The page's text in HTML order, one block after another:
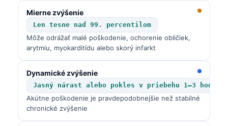
Mierne zvýšenie
Len tesne nad 99. percentilom
Môže odrážať malé poškodenie, ochorenie obličiek,
arytmiu, myokarditídu alebo skorý infarkt
Dynamické zvýšenie
Jasný nárast alebo pokles v priebehu 1–3 hodín
Akútne poškodenie je pravdepodobnejšie než stabilné
chronické zvýšenie